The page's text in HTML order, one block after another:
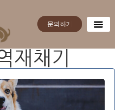
문의하기
재채기